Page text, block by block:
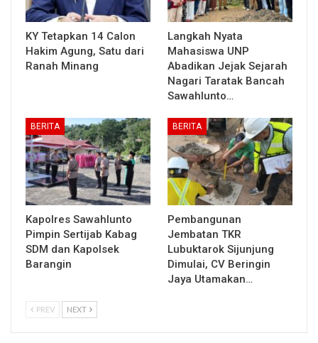
KY Tetapkan 14 Calon
Hakim Agung, Satu dari
Ranah Minang
Langkah Nyata
Mahasiswa UNP
Abadikan Jejak Sejarah
Nagari Taratak Bancah
Sawahlunto…
BERITA
Kapolres Sawahlunto
Pimpin Sertijab Kabag
SDM dan Kapolsek
Barangin
BERITA
Pembangunan
Jembatan TKR
Lubuktarok Sijunjung
Dimulai, CV Beringin
Jaya Utamakan…
PREV NEXT